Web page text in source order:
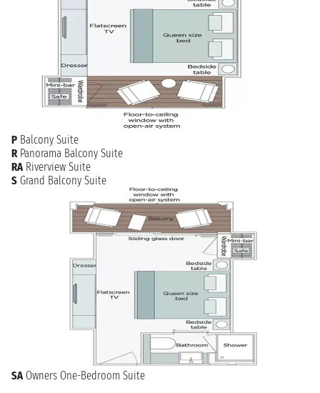
P Balcony Suite
R Panorama Balcony Suite
RA Riverview Suite
S Grand Balcony Suite
SA Owners One-Bedroom Suite